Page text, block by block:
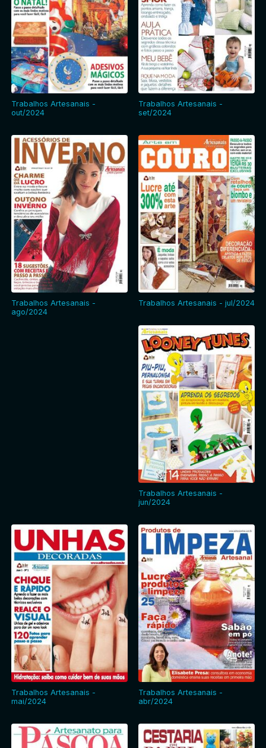
Trabalhos Artesanais -
out/2024
Trabalhos Artesanais -
set/2024
Trabalhos Artesanais -
ago/2024
Trabalhos Artesanais - jul/2024
Trabalhos Artesanais -
jun/2024
Trabalhos Artesanais -
mai/2024
Trabalhos Artesanais -
abr/2024